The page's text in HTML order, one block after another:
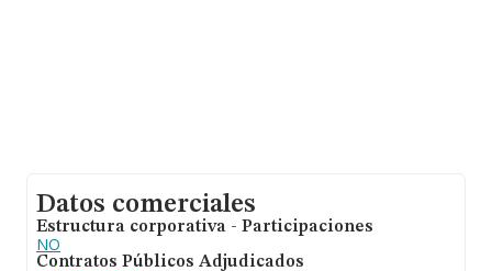
Datos comerciales
Estructura corporativa - Participaciones
NO
Contratos Públicos Adjudicados